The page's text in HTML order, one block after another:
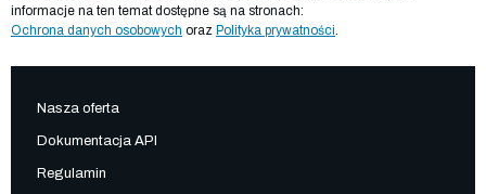
informacje na ten temat dostępne są na stronach:
Ochrona danych osobowych oraz Polityka prywatności
Nasza oferta
Dokumentacja API
Regulamin